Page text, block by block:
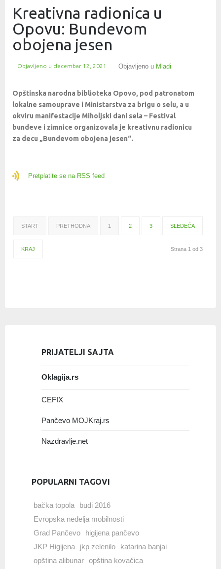
Kreativna radionica u
Opovu: Bundevom
obojena jesen
Objavljeno u decembar 12, 2021 Objavljeno u Mladi
Opštinska narodna biblioteka Opovo, pod patronatom
lokalne samouprave i Ministarstva za brigu o selu, a u
okviru manifestacije Miholjski dani sela – Festival
bundeve i zimnice organizovala je kreativnu radionicu
za decu „Bundevom obojena jesen“.
Pretplatite se na RSS feed
START PRETHODNA 1 2 3 SLEDEĆA
KRAJ Strana 1 od 3
PRIJATELJI SAJTA
Oklagija.rs
CEFIX
Pančevo MOJKraj.rs
Nazdravlje.net
POPULARNI TAGOVI
bačka topola
budi 2016
Evropska nedelja mobilnosti
Grad Pančevo
higijena pančevo
JKP Higijena
jkp zelenilo
katarina banjai
opština alibunar opština kovačica